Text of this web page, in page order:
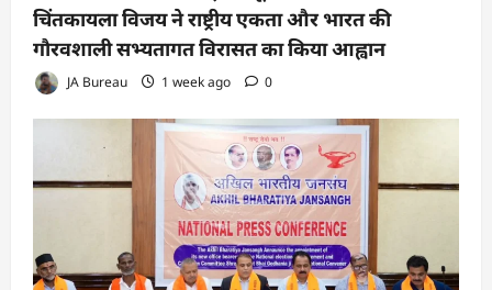
चिंतकायला विजय ने राष्ट्रीय एकता और भारत की
गौरवशाली सभ्यतागत विरासत का किया आह्वान
JA Bureau 1 week ago 0